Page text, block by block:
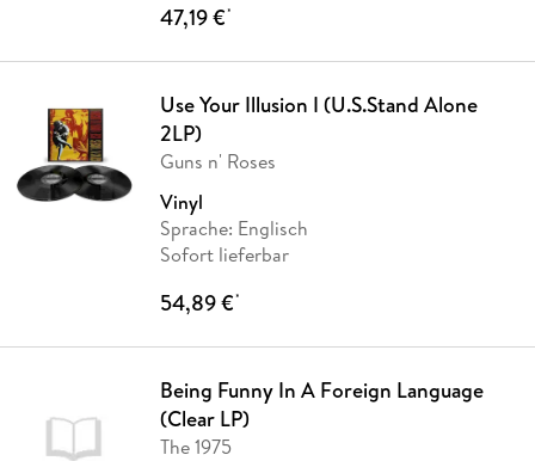
47,19 €*
Use Your Illusion I (U.S.Stand Alone
2LP)
Guns n' Roses
Vinyl
Sprache: Englisch
Sofort lieferbar
54,89 €*
Being Funny In A Foreign Language
(Clear LP)
The 1975